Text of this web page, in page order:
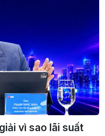
vì sao lãi suất